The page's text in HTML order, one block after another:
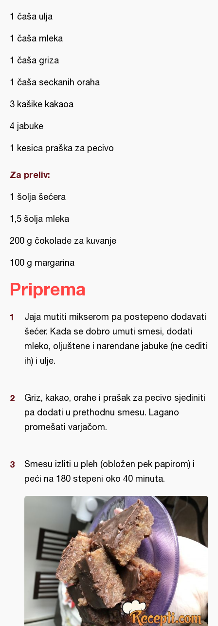
1 čaša ulja
1 čaša mleka
1 čaša griza
1 čaša seckanih oraha
3 kašike kakaoa
4 jabuke
1 kesica praška za pecivo
Za preliv:
1 šolja šećera
1,5 šolja mleka
200 g čokolade za kuvanje
100 g margarina
Priprema
Jaja mutiti mikserom pa postepeno dodavati
šećer. Kada se dobro umuti smesi, dodati
mleko, oljuštene i narendane jabuke (ne cediti
ih) i ulje.
Griz, kakao, orahe i prašak za pecivo sjediniti
pa dodati u prethodnu smesu. Lagano
promešati varjačom.
Smesu izliti u pleh (obložen pek papirom) i
peći na 180 stepeni oko 40 minuta.